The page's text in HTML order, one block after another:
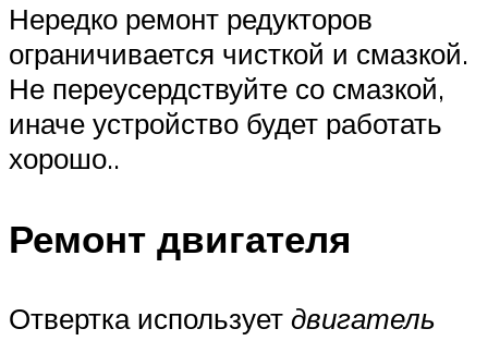
Нередко ремонт редукторов
ограничивается чисткой и смазкой.
Не переусердствуйте со смазкой,
иначе устройство будет работать
хорошо..
Ремонт двигателя
Отвертка использует двигатель